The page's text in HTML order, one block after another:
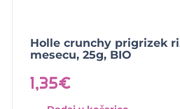
Holle crunchy prigrizek
mesecu, 25g, BIO
1,35€